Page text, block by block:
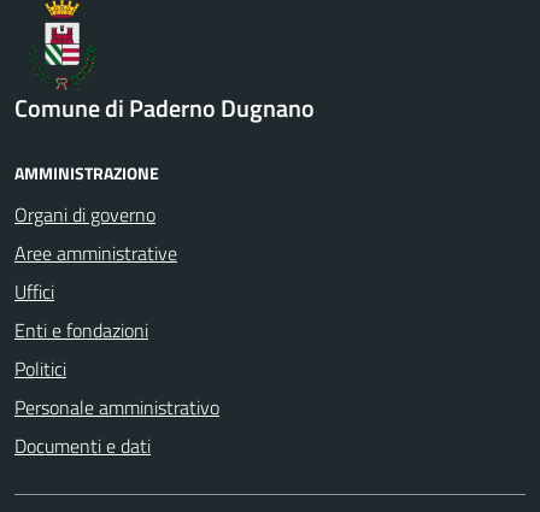
Comune di Paderno Dugnano
AMMINISTRAZIONE
Organi di governo
Aree amministrative
Uffici
Enti e fondazioni
Politici
Personale amministrativo
Documenti e dati